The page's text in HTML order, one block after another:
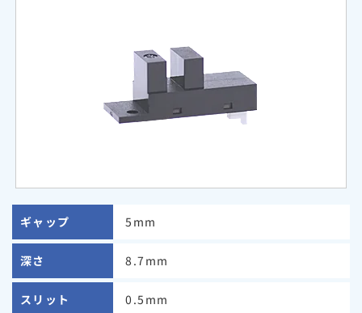
ギャップ 5mm
深さ 8.7mm
スリット 0.5mm